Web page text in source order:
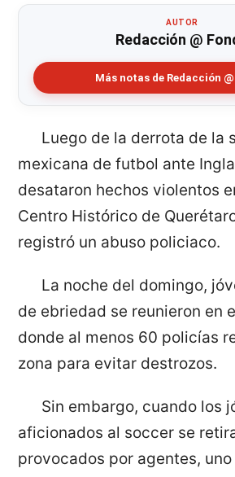
AUTOR
Redacción @
Más notas de Redacción
Luego de la derrota de la
mexicana de futbol ante
desataron hechos violentos
Centro Histórico de
registró un abuso policiaco.
La noche del domingo,
de ebriedad se reunieron en
donde al menos 60 policías
zona para evitar destrozos.
Sin embargo, cuando los
aficionados al soccer se
provocados por agentes,